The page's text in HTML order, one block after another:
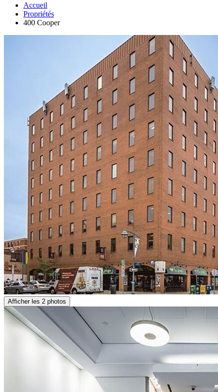
Accueil
Propriétés
400 Cooper
Afficher les 2 photos